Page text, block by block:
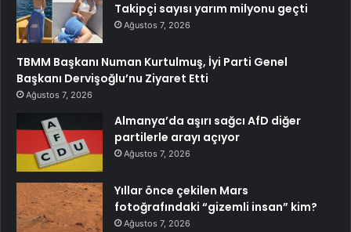
Takipçi sayısı yarım milyonu geçti
Ağustos 7, 2026
TBMM Başkanı Numan Kurtulmuş, İyi Parti Genel
Başkanı Dervişoğlu’nu Ziyaret Etti
Ağustos 7, 2026
Almanya’da aşırı sağcı AfD diğer
partilerle arayı açıyor
Ağustos 7, 2026
Yıllar önce çekilen Mars
fotoğrafındaki “gizemli insan” kim?
Ağustos 7, 2026